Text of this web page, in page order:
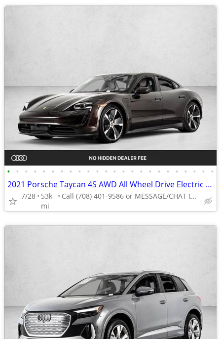
• • • • • • • • • • • • • • • • • • • • • • • •
2021 Porsche Taycan 4S AWD All Wheel Drive Electric AUTONATION
7/28
53k
mi
Call (708) 401-9586 or MESSAGE/CHAT to confirm availability